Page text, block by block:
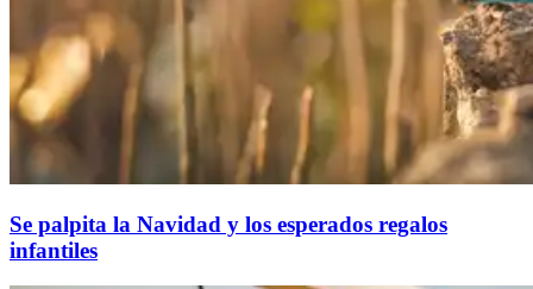
Se palpita la Navidad y los esperados regalos
infantiles